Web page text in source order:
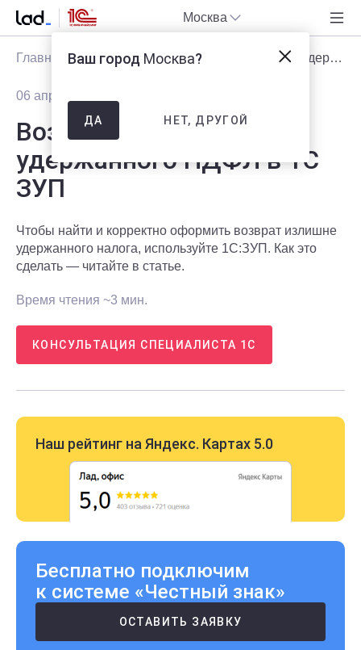
Москва
Главная Блог Статьи Возврат излишне удержанного НДФЛ в 1С ЗУП
06 апреля 2026
Возврат излишне
удержанного НДФЛ в 1С
ЗУП
Чтобы найти и корректно оформить возврат излишне
удержанного налога, используйте 1С:ЗУП. Как это
сделать — читайте в статье.
Время чтения ~3 мин.
КОНСУЛЬТАЦИЯ СПЕЦИАЛИСТА 1С
Наш рейтинг на Яндекс. Картах 5.0
Бесплатно подключим
к системе «Честный знак»
ОСТАВИТЬ ЗАЯВКУ
Ваш город Москва?
ДА НЕТ, ДРУГОЙ